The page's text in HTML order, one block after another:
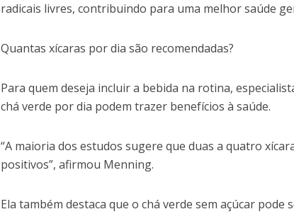
radicais livres, contribuindo para uma melhor saúde
Quantas xícaras por dia são recomendadas?
Para quem deseja incluir a bebida na rotina,
chá verde por dia podem trazer benefícios à saúde.
“A maioria dos estudos sugere que duas a quatro
positivos”, afirmou Menning.
Ela também destaca que o chá verde sem açúcar